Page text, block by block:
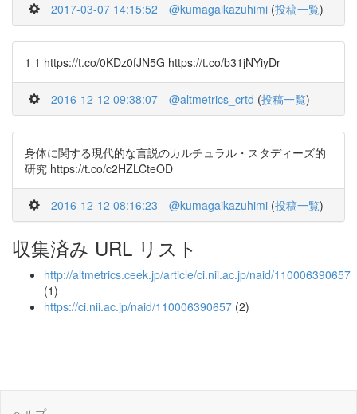
2017-03-07 14:15:52 @kumagaikazuhimi (投稿一覧)
1 1 https://t.co/0KDz0fJN5G https://t.co/b31jNYiyDr
2016-12-12 09:38:07 @altmetrics_crtd (投稿一覧)
身体に関する現代的な言説のカルチュラル・スタディーズ的
研究 https://t.co/c2HZLCteOD
2016-12-12 08:16:23 @kumagaikazuhimi (投稿一覧)
収集済み URL リスト
http://altmetrics.ceek.jp/article/ci.nii.ac.jp/naid/110006390657
(1)
https://ci.nii.ac.jp/naid/110006390657 (2)